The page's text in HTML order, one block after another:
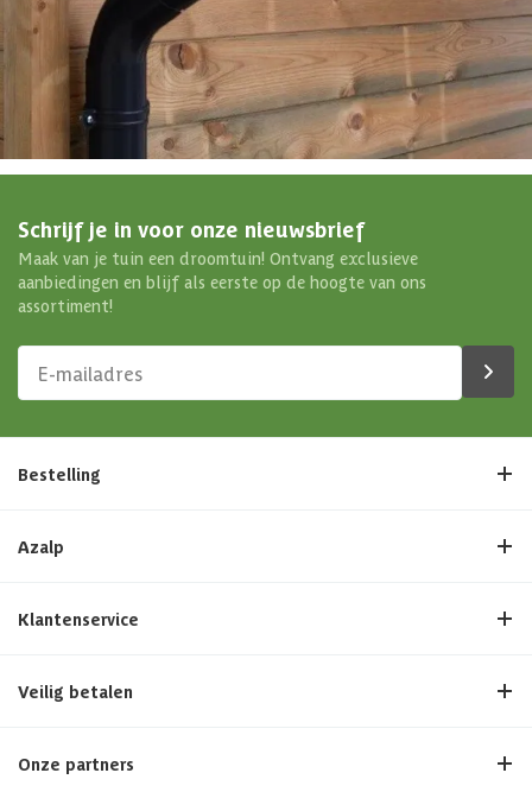
Chat met ons
Stel direct je vraag
Klantenservice
Binnen 1 werkdag antwoord
Schrijf je in voor onze nieuwsbrief
Maak van je tuin een droomtuin! Ontvang exclusieve
aanbiedingen en blijf als eerste op de hoogte van ons
assortiment!
Bestelling
Azalp
Klantenservice
Veilig betalen
Onze partners